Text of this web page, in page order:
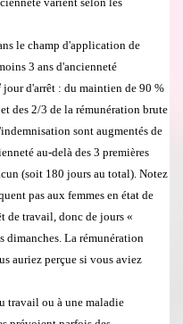
le champ d'application de
3 ans d'ancienneté
jour d'arrêt : du maintien de 90 %
des 2/3 de la rémunération brute
sont augmentés de
é au-delà des 3 premières
(soit 180 jours au total). Notez
pas aux femmes en état de
t de travail, donc de jours «
dimanches. La rémunération
auriez perçue si vous aviez
travail ou à une maladie